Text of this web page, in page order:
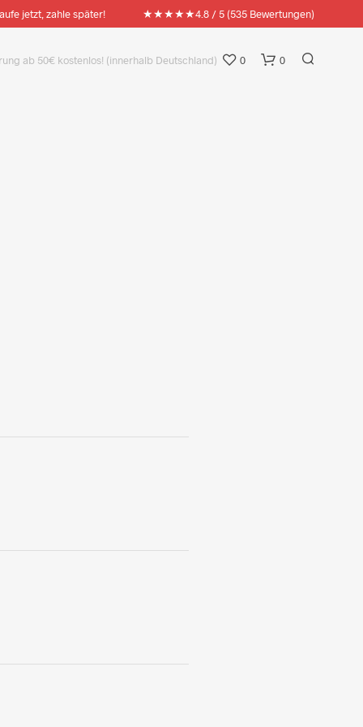
jetzt, zahle später! ★★★★★4.8 / 5 (535 Bewertungen)
Artikel nach Wahl ab 100€ Warenkorbwert! 0 0